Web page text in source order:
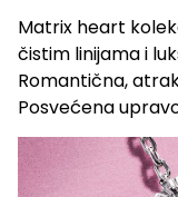
Matrix heart
čistim linijama i
Romantična,
Posvećena